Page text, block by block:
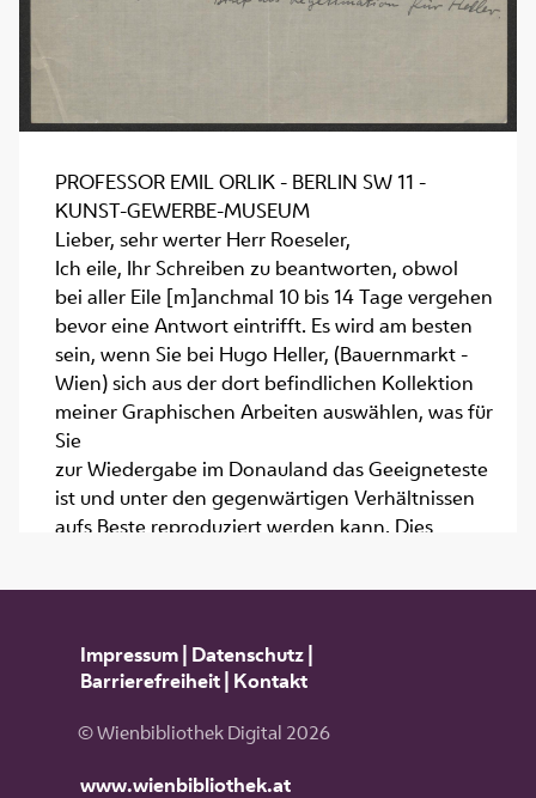
PROFESSOR EMIL ORLIK - BERLIN SW 11 -
KUNST-GEWERBE-MUSEUM
Lieber, sehr werter Herr Roeseler,
Ich eile, Ihr Schreiben zu beantworten, obwol
bei aller Eile [m]anchmal 10 bis 14 Tage vergehen
bevor eine Antwort eintrifft. Es wird am besten
sein, wenn Sie bei Hugo Heller, (Bauernmarkt -
Wien) sich aus der dort befindlichen Kollektion
meiner Graphischen Arbeiten auswählen, was für
Sie
zur Wiedergabe im Donauland das Geeigneteste
ist und unter den gegenwärtigen Verhältnissen
aufs Beste reproduziert werden kann. Dies
Hoffentlich wird die Zeitschrift unter Ihrer
Erfolg haben, wie ich es Ihnen von Herzen
wünsche.
Mit den besten Grüßen an Sie und
Ihre werte Frau
Emil Orlik
Impressum| Datenschutz|
Barrierefreiheit| Kontakt
© Wienbibliothek Digital 2026
www.wienbibliothek.at